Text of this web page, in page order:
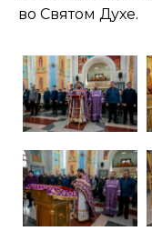
во Святом Духе.